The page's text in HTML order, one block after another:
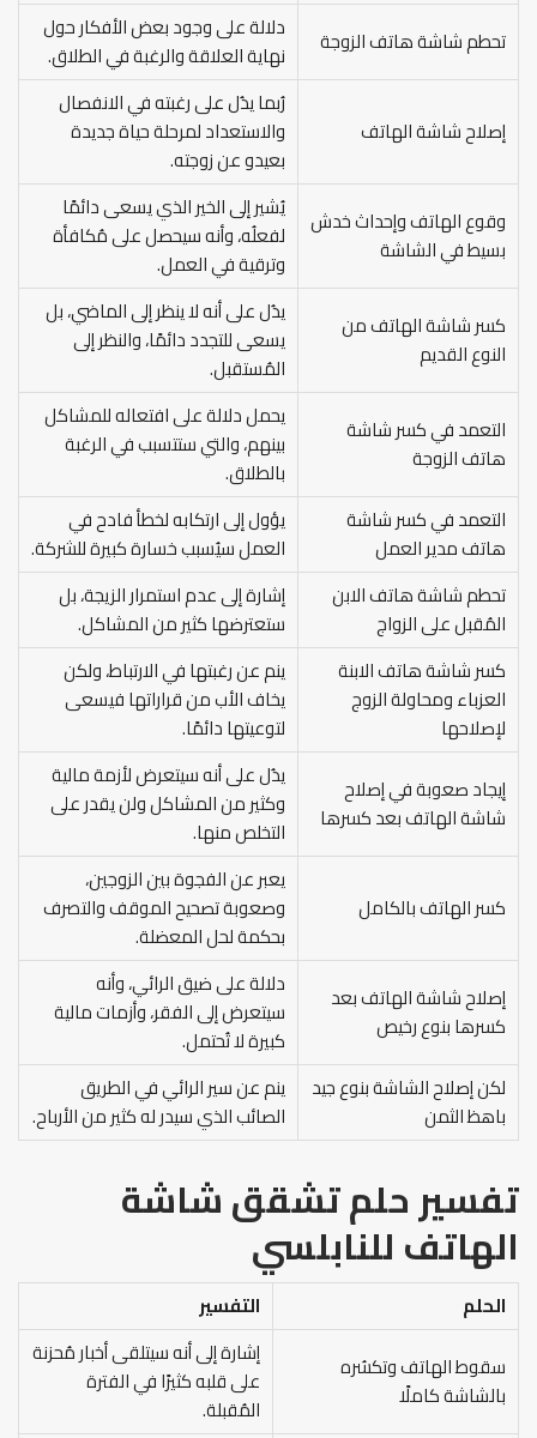
تحطم شاشة هاتف الزوجة
دلالة على وجود بعض الأفكار حول
نهاية العلاقة والرغبة في الطلاق.
إصلاح شاشة الهاتف
رُبما يدُل على رغبته في الانفصال
والاستعداد لمرحلة حياة جديدة
بعيدو عن زوجته.
وقوع الهاتف وإحداث خدش
بسيط في الشاشة
يُشير إلى الخير الذي يسعى دائمًا
لفعلُه، وأنه سيحصل على مُكافأة
وترقية في العمل.
كسر شاشة الهاتف من
النوع القديم
يدُل على أنه لا ينظر إلى الماضي، بل
يسعى للتجدد دائمًا، والنظر إلى
المُستقبل.
التعمد في كسر شاشة
هاتف الزوجة
يحمل دلالة على افتعاله للمشاكل
بينهم، والتي ستتسبب في الرغبة
بالطلاق.
التعمد في كسر شاشة
هاتف مدير العمل
يؤول إلى ارتكابه لخطأ فادح في
العمل سيُسبب خسارة كبيرة للشركة.
تحطم شاشة هاتف الابن
المُقبل على الزواج
إشارة إلى عدم استمرار الزيجة، بل
ستعترضها كثير من المشاكل.
كسر شاشة هاتف الابنة
العزباء ومحاولة الزوج
لإصلاحها
ينم عن رغبتها في الارتباط، ولكن
يخاف الأب من قراراتها فيسعى
لتوعيتها دائمًا.
إيجاد صعوبة في إصلاح
شاشة الهاتف بعد كسرها
يدُل على أنه سيتعرض لأزمة مالية
وكثير من المشاكل ولن يقدر على
التخلص منها.
كسر الهاتف بالكامل
يعبر عن الفجوة بين الزوجين،
وصعوبة تصحيح الموقف والتصرف
بحكمة لحل المعضلة.
إصلاح شاشة الهاتف بعد
كسرها بنوع رخيص
دلالة على ضيق الرائي، وأنه
سيتعرض إلى الفقر، وأزمات مالية
كبيرة لا تُحتمل.
لكن إصلاح الشاشة بنوع جيد
باهظ الثمن
ينم عن سير الرائي في الطريق
الصائب الذي سيدر له كثير من الأرباح.
تفسير حلم تشقق شاشة
الهاتف للنابلسي
الحلم
التفسير
سقوط الهاتف وتكسُره
بالشاشة كاملًا
إشارة إلى أنه سيتلقى أخبار مُحزنة
على قلبه كثيرًا في الفترة
المُقبلة.